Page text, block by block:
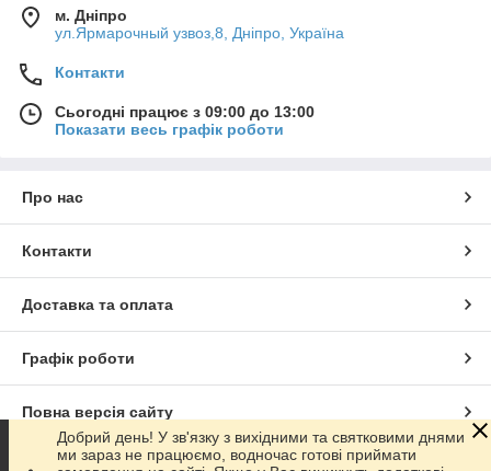
м. Дніпро
ул.Ярмарочный узвоз,8, Дніпро, Україна
Контакти
Сьогодні працює з 09:00 до 13:00
Показати весь графік роботи
Про нас
Контакти
Доставка та оплата
Графік роботи
Повна версія сайту
Сайт створено на маркетплейсіProm.ua
Добрий день! У зв'язку з вихідними та святковими днями
ми зараз не працюємо, водночас готові приймати